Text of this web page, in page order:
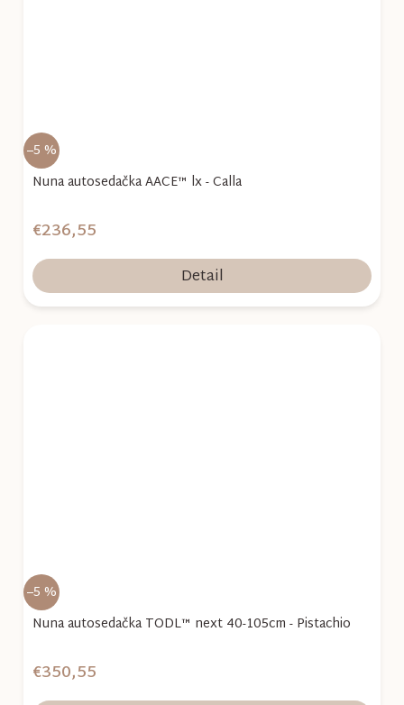
–5 %
Nuna autosedačka AACE™ lx - Calla
€236,55
Detail
–5 %
Nuna autosedačka TODL™ next 40-105cm - Pistachio
€350,55